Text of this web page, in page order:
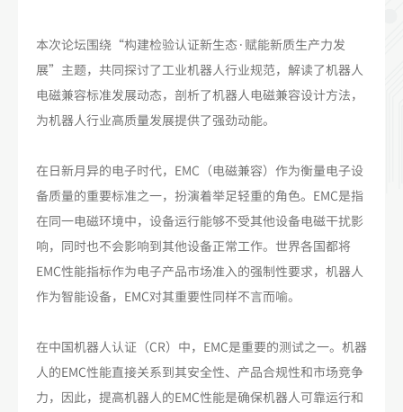
本次论坛围绕“构建检验认证新生态·赋能新质生产力发
展”主题，共同探讨了工业机器人行业规范，解读了机器人
电磁兼容标准发展动态，剖析了机器人电磁兼容设计方法，
为机器人行业高质量发展提供了强劲动能。
在日新月异的电子时代，EMC（电磁兼容）作为衡量电子设
备质量的重要标准之一，扮演着举足轻重的角色。EMC是指
在同一电磁环境中，设备运行能够不受其他设备电磁干扰影
响，同时也不会影响到其他设备正常工作。世界各国都将
EMC性能指标作为电子产品市场准入的强制性要求，机器人
作为智能设备，EMC对其重要性同样不言而喻。
在中国机器人认证（CR）中，EMC是重要的测试之一。机器
人的EMC性能直接关系到其安全性、产品合规性和市场竞争
力，因此，提高机器人的EMC性能是确保机器人可靠运行和